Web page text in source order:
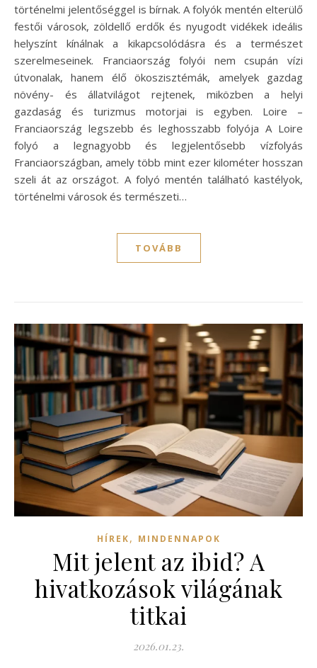
történelmi jelentőséggel is bírnak. A folyók mentén elterülő
festői városok, zöldellő erdők és nyugodt vidékek ideális
helyszínt kínálnak a kikapcsolódásra és a természet
szerelmeseinek. Franciaország folyói nem csupán vízi
útvonalak, hanem élő ökoszisztémák, amelyek gazdag
növény- és állatvilágot rejtenek, miközben a helyi
gazdaság és turizmus motorjai is egyben. Loire –
Franciaország legszebb és leghosszabb folyója A Loire
folyó a legnagyobb és legjelentősebb vízfolyás
Franciaországban, amely több mint ezer kilométer hosszan
szeli át az országot. A folyó mentén található kastélyok,
történelmi városok és természeti…
TOVÁBB
HÍREK, MINDENNAPOK
Mit jelent az ibid? A
hivatkozások világának
titkai
2026.01.23.